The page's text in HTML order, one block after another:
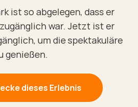
ist so abgelegen, dass er
war. Jetzt ist er
um die spektakuläre
genießen.
dieses Erlebnis